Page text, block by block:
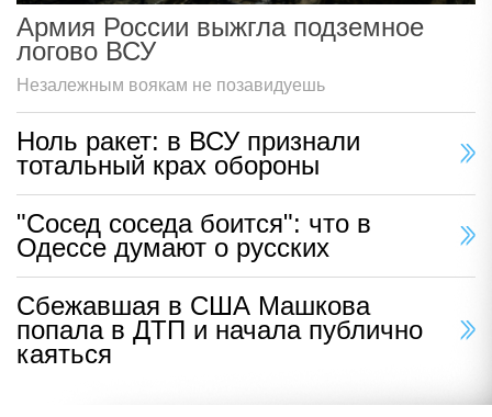
Армия России выжгла подземное
логово ВСУ
Незалежным воякам не позавидуешь
Ноль ракет: в ВСУ признали
тотальный крах обороны
"Сосед соседа боится": что в
Одессе думают о русских
Сбежавшая в США Машкова
попала в ДТП и начала публично
каяться